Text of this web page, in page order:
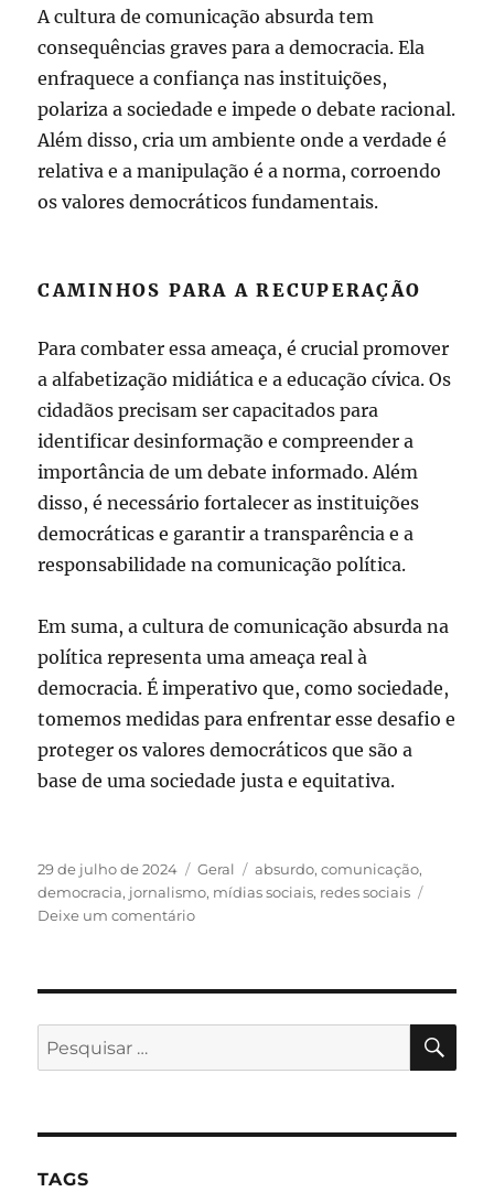
A cultura de comunicação absurda tem
consequências graves para a democracia. Ela
enfraquece a confiança nas instituições,
polariza a sociedade e impede o debate racional.
Além disso, cria um ambiente onde a verdade é
relativa e a manipulação é a norma, corroendo
os valores democráticos fundamentais.
CAMINHOS PARA A RECUPERAÇÃO
Para combater essa ameaça, é crucial promover
a alfabetização midiática e a educação cívica. Os
cidadãos precisam ser capacitados para
identificar desinformação e compreender a
importância de um debate informado. Além
disso, é necessário fortalecer as instituições
democráticas e garantir a transparência e a
responsabilidade na comunicação política.
Em suma, a cultura de comunicação absurda na
política representa uma ameaça real à
democracia. É imperativo que, como sociedade,
tomemos medidas para enfrentar esse desafio e
proteger os valores democráticos que são a
base de uma sociedade justa e equitativa.
Publicado
em
29 de julho de 2024 Categorias
Geral Tags
absurdo,comunicação,
democracia, jornalismo, mídias sociais, redes sociais
Deixe um comentárioem
absurda
política:
Pesquisar
por:
TAGS